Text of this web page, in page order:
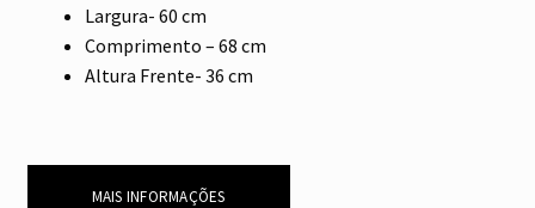
Largura- 60 cm
Comprimento – 68 cm
Altura Frente- 36 cm
MAIS INFORMAÇÕES